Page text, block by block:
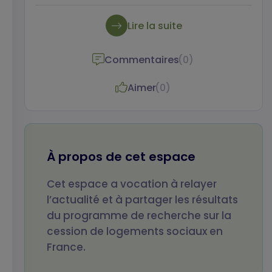
phénomène de mixité sociale temporaire
relevé par les études.
Lire la suite
Commentaires(0)
Aimer(0)
À propos de cet espace
Cet espace a vocation à relayer
l’actualité et à partager les résultats
du programme de recherche sur la
cession de logements sociaux en
France.
Votre email
Objet de votre
message